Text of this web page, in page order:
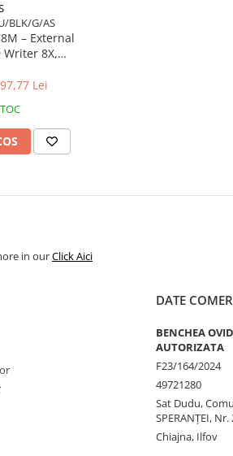
BLK/G/AS
– External
Writer 8X,
Lei
in ourClick Aici
DATE
BENCHEA
AUTORIZATA
F23/164/2024
49721280
Sat Dudu,
SPERANŢEI,
Chiajna, Ilfov